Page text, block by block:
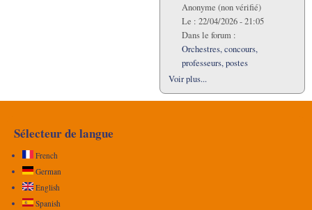
Anonyme (non vérifié)
Le : 22/04/2026 - 21:05
Dans le forum :
Orchestres, concours,
professeurs, postes
Voir plus...
Sélecteur de langue
French
German
English
Spanish